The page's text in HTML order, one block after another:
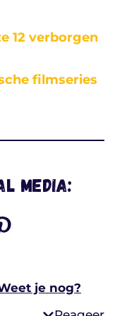
12 verborgen
filmseries
media:
je nog?